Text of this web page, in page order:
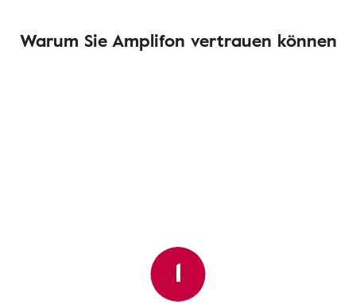
Warum Sie Amplifon vertrauen können
1